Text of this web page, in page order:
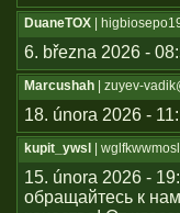
DuaneTOX |
6. března 2026 -
Marcushah | zuyev-
18. února 2026 -
kupit_ywsl |
15. února 2026 -
обращайтесь к